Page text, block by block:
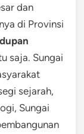
dan
di Provinsi
saja. Sungai
sejarah,
Sungai